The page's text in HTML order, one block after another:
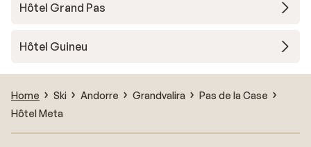
Hôtel Grand Pas
Hôtel Guineu
Home Ski Andorre Grandvalira
Pas de la Case
Hôtel Meta